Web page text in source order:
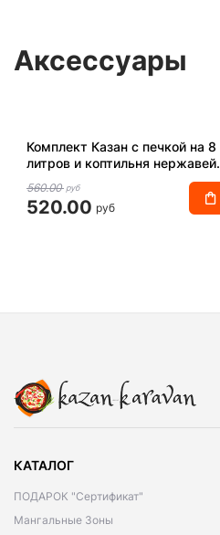
Аксессуары
Комплект Казан с печкой на 8
литров и коптильня
+ 12 подарков
560.00 руб
520.00 руб
КАТАЛОГ
ПОДАРОК "Сертификат"
Мангальные Зоны